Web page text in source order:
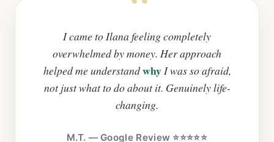
I came to Ilana feeling completely
overwhelmed by money. Her approach
helped me understandwhyI was so afraid,
not just what to do about it. Genuinely life-
changing.
M.T. — Google Review ⭐⭐⭐⭐⭐